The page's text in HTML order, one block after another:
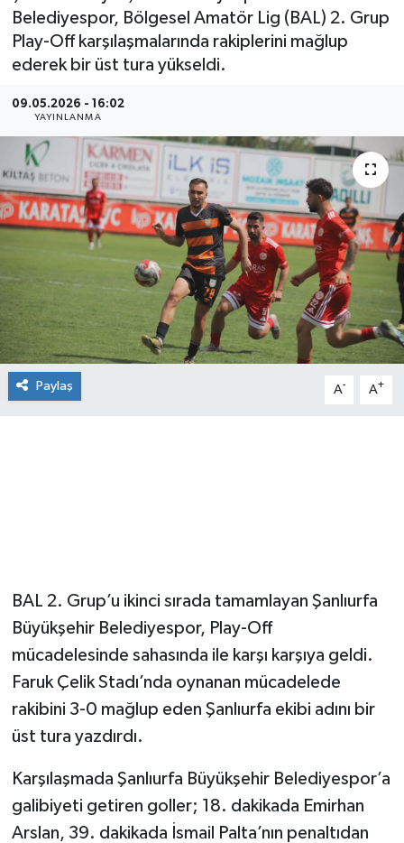
Belediyespor, Bölgesel Amatör Lig (BAL) 2. Grup
Play-Off karşılaşmalarında rakiplerini mağlup
ederek bir üst tura yükseldi.
09.05.2026 - 16:02
YAYINLANMA
Paylaş A- A+
BAL 2. Grup’u ikinci sırada tamamlayan Şanlıurfa
Büyükşehir Belediyespor, Play-Off
mücadelesinde sahasında ile karşı karşıya geldi.
Faruk Çelik Stadı’nda oynanan mücadelede
rakibini 3-0 mağlup eden Şanlıurfa ekibi adını bir
üst tura yazdırdı.
Karşılaşmada Şanlıurfa Büyükşehir Belediyespor’a
galibiyeti getiren goller; 18. dakikada Emirhan
Arslan, 39. dakikada İsmail Palta’nın penaltıdan